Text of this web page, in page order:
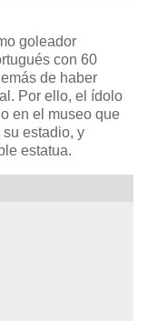
goleador
con 60
de haber
Por ello, el ídolo
en el museo que
estadio, y
estatua.